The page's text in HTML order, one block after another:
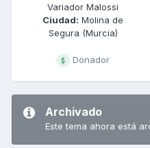
Variador Malossi
Ciudad: Molina de
Segura (Murcia)
Donador
Archivado
Este tema ahora está